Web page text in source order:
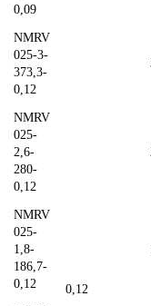
0,09
NMRV
025-3-
373,3-
0,12
0,12
NMRV
025-
2,6-
280-
0,12
NMRV
025-
1,8-
186,7-
0,12